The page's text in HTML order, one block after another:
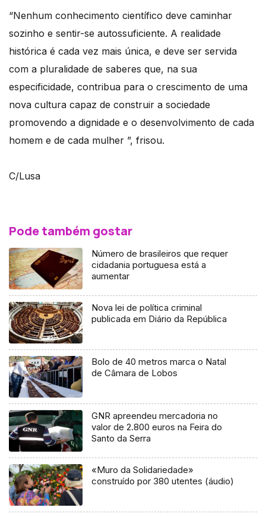
“Nenhum conhecimento científico deve caminhar
sozinho e sentir-se autossuficiente. A realidade
histórica é cada vez mais única, e deve ser servida
com a pluralidade de saberes que, na sua
especificidade, contribua para o crescimento de uma
nova cultura capaz de construir a sociedade
promovendo a dignidade e o desenvolvimento de cada
homem e de cada mulher ”, frisou.
C/Lusa
Pode também gostar
Número de brasileiros que requer
cidadania portuguesa está a
aumentar
Nova lei de política criminal
publicada em Diário da República
Bolo de 40 metros marca o Natal
de Câmara de Lobos
GNR apreendeu mercadoria no
valor de 2.800 euros na Feira do
Santo da Serra
«Muro da Solidariedade»
construído por 380 utentes (áudio)